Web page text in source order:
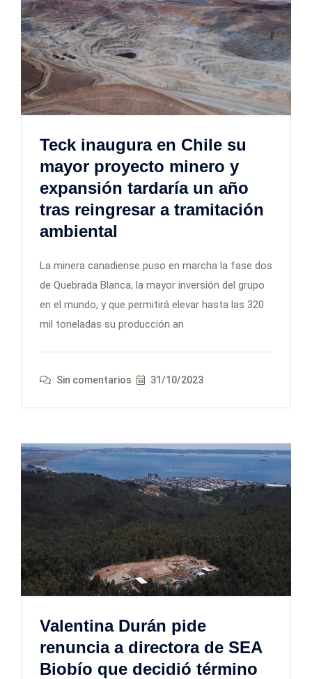
Teck inaugura en Chile su
mayor proyecto minero y
expansión tardaría un año
tras reingresar a tramitación
ambiental
La minera canadiense puso en marcha la fase dos
de Quebrada Blanca, la mayor inversión del grupo
en el mundo, y que permitirá elevar hasta las 320
mil toneladas su producción an
Sin comentarios 31/10/2023
Valentina Durán pide
renuncia a directora de SEA
Biobío que decidió término